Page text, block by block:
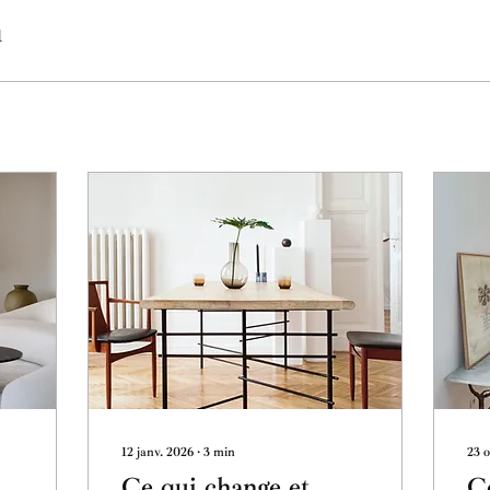
12 janv. 2026 ∙ 3 min 23